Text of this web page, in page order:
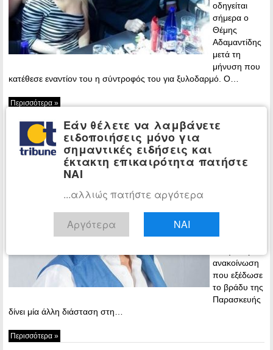
οδηγείται
σήμερα ο
Θέμης
Αδαμαντίδης
μετά τη
μήνυση που
κατέθεσε εναντίον του η σύντροφός του για ξυλοδαρμό. Ο…
Περισσότερα »
CELEBRITIES
Θέμης Αδαμαντίδης: «Θύμα
εκβιασμού και κλοπής ο τραγουδιστής»,
λέει ο δικηγόρος του Αλ. Κούγιας
του Θέμη
Αλέξης
ανακοίνωση
που εξέδωσε
το βράδυ της
Παρασκευής
δίνει μία άλλη διάσταση στη…
Περισσότερα »
Εάν θέλετε να λαμβάνετε
ειδοποιήσεις μόνο για
σημαντικές ειδήσεις και
έκτακτη επικαιρότητα πατήστε
ΝΑΙ
...αλλιώς πατήστε αργότερα
Αργότερα ΝΑΙ